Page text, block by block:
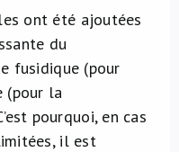
ont été ajoutées
du
fusidique (pour
(pour la
pourquoi, en cas
il est